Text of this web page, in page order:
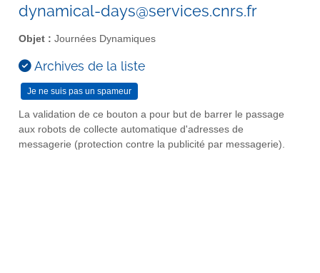
dynamical-days@services.cnrs.fr
Objet : Journées Dynamiques
Archives de la liste
La validation de ce bouton a pour but de barrer le passage
aux robots de collecte automatique d'adresses de
messagerie (protection contre la publicité par messagerie).